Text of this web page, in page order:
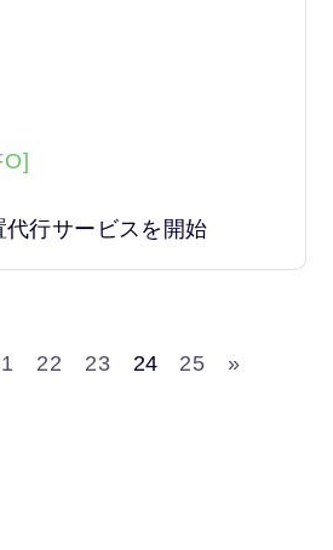
行サービスを開始
22 23 24 25 »